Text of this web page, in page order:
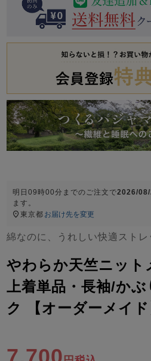
春 夏
ボーイズパ
売れ筋ランキング
- Item Ranking -
すべての季節のパジャマ
すべての生地一覧
作務衣
ズボン単品
ズ
パジャマ
ガールズ前開
明日09時00分 までのご注文で2026/08/
ます。
東京都 お届け先を変更
綿なのに、うれしい快適ストレ
やわらか天竺ニット
上着単品・長袖/か
ク 【オーダーメイド